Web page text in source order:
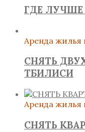
ГДЕ
Аренда жилья
СНЯТЬ
ТБИЛИСИ
Аренда жилья
СНЯТЬ